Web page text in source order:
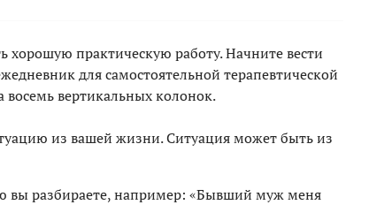
хорошую практическую работу. Начните вести
для самостоятельной терапевтической
восемь вертикальных колонок.
из вашей жизни. Ситуация может быть из
вы разбираете, например: «Бывший муж меня